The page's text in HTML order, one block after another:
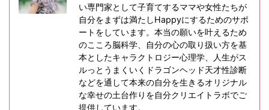
い専門家として子育てするママや女性たちが
自分をまずは満たしHappyにするためのサポ
ートをしています。本当の願いを叶えるため
のこころ脳科学、自分の心の取り扱い方を基
本としたキャラクトロジー心理学、人生がス
ルっとうまくいくドラゴンヘッド天才性診断
などを通して本来の自分を生きるオリジナル
な幸せの土台作りを自分クリエイトラボでご
提供しています。